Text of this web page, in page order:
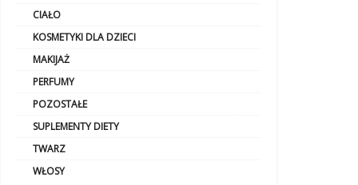
CIAŁO
KOSMETYKI DLA DZIECI
MAKIJAŻ
PERFUMY
POZOSTAŁE
SUPLEMENTY DIETY
TWARZ
WŁOSY